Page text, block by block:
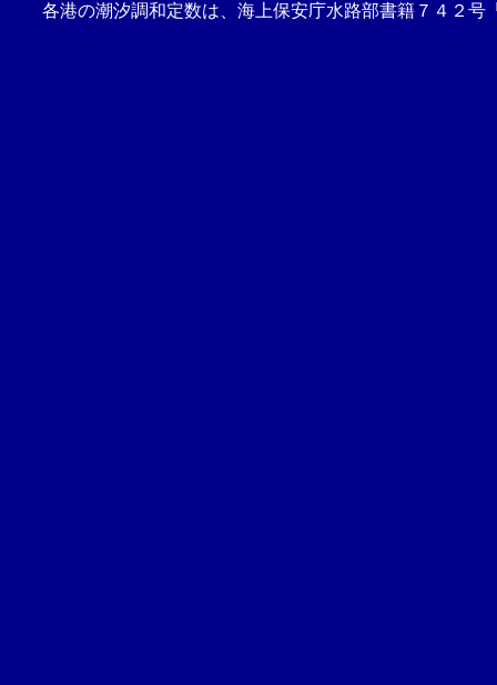
各港の潮汐調和定数は、海上保安庁水路部書籍７４２